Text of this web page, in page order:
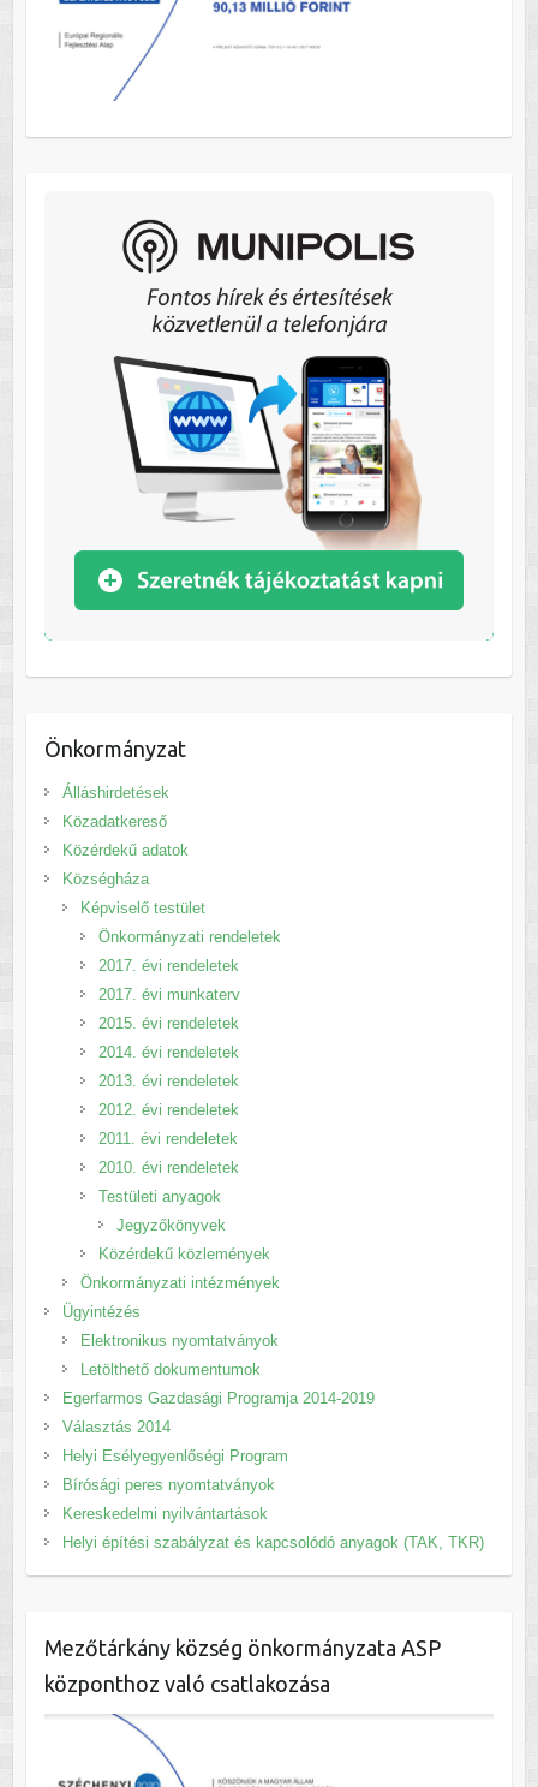
Önkormányzat
Álláshirdetések
Közadatkereső
Közérdekű adatok
Községháza
Képviselő testület
Önkormányzati rendeletek
2017. évi rendeletek
2017. évi munkaterv
2015. évi rendeletek
2014. évi rendeletek
2013. évi rendeletek
2012. évi rendeletek
2011. évi rendeletek
2010. évi rendeletek
Testületi anyagok
Jegyzőkönyvek
Közérdekű közlemények
Önkormányzati intézmények
Ügyintézés
Elektronikus nyomtatványok
Letölthető dokumentumok
Egerfarmos Gazdasági Programja 2014-2019
Választás 2014
Helyi Esélyegyenlőségi Program
Bírósági peres nyomtatványok
Kereskedelmi nyilvántartások
Helyi építési szabályzat és kapcsolódó anyagok (TAK, TKR)
Mezőtárkány község önkormányzata ASP
központhoz való csatlakozása